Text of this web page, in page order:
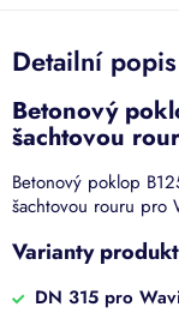
Detailní
Betonový
šachtovou
Betonový poklop
šachtovou rouru pro
Varianty
DN 315 pro